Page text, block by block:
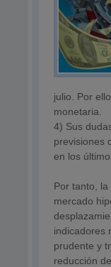
julio. Por
monetaria.
4) Sus
previsiones
en los
Por tanto,
mercado
indicadores
prudente y
reducción